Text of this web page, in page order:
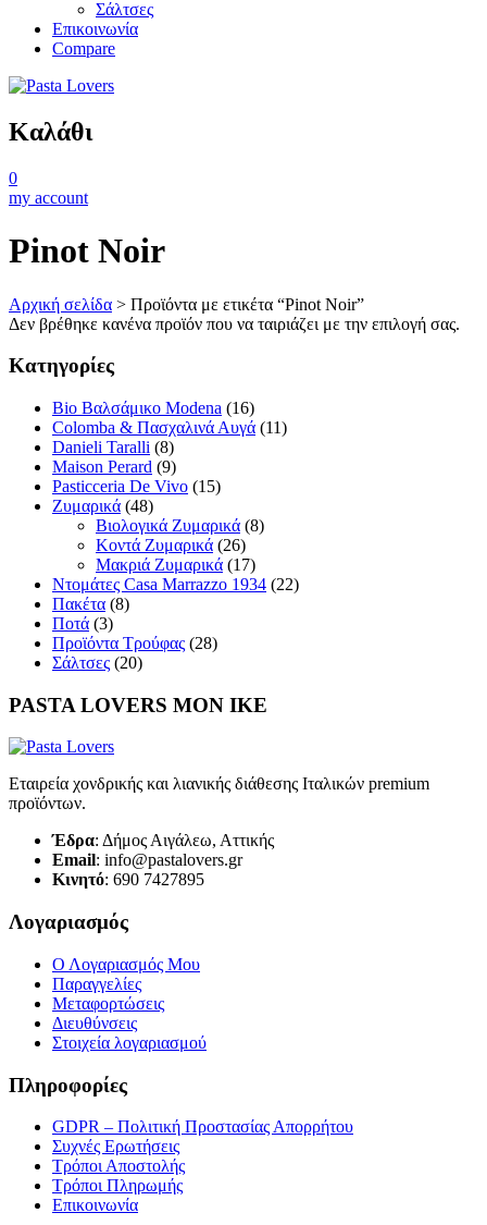
Σάλτσες
Επικοινωνία
Compare
Καλάθι
0
my account
Pinot Noir
Αρχική σελίδα > Προϊόντα με ετικέτα “Pinot Noir”
Δεν βρέθηκε κανένα προϊόν που να ταιριάζει με την επιλογή σας.
Κατηγορίες
Bio Βαλσάμικο Modena (16)
Colomba & Πασχαλινά Αυγά (11)
Danieli Taralli (8)
Maison Perard (9)
Pasticceria De Vivo (15)
Ζυμαρικά (48)
Βιολογικά Ζυμαρικά (8)
Κοντά Ζυμαρικά (26)
Μακριά Ζυμαρικά (17)
Ντομάτες Casa Marrazzo 1934 (22)
Πακέτα (8)
Ποτά (3)
Προϊόντα Τρούφας (28)
Σάλτσες (20)
PASTA LOVERS ΜΟΝ ΙΚΕ
Εταιρεία χονδρικής και λιανικής διάθεσης Ιταλικών premium
προϊόντων.
Έδρα: Δήμος Αιγάλεω, Αττικής
Email: info@pastalovers.gr
Κινητό: 690 7427895
Λογαριασμός
Ο Λογαριασμός Μου
Παραγγελίες
Μεταφορτώσεις
Διευθύνσεις
Στοιχεία λογαριασμού
Πληροφορίες
GDPR – Πολιτική Προστασίας Απορρήτου
Συχνές Eρωτήσεις
Τρόποι Αποστολής
Τρόποι Πληρωμής
Επικοινωνία